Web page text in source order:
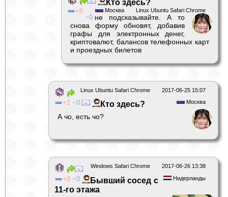
Linux Ubuntu Safari Chrome
Москва
6
0
Кто здесь?
не подсказывайте. А то
снова форму обновят, добавив
графы для электронных денег,
криптовалют, балансов телефонных карт
и проездных билетов
2017-06-25 15:07
Linux Ubuntu Safari Chrome
Москва
1 0 Кто здесь?
А чо, есть чо?
2017-06-26 13:38
Windows Safari Chrome
Нидерланды
0 0
Бывший сосед с
11-го этажа